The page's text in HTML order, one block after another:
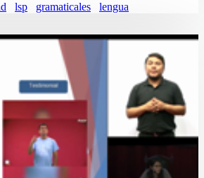
lsp gramaticales lengua